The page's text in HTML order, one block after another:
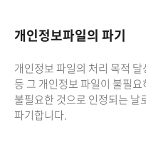
개인정보파일의 파기
개인정보 파일의 처리 목적
등 그 개인정보 파일이 불필
불필요한 것으로 인정되는 날
파기합니다.